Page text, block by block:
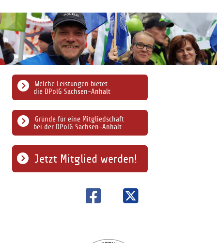
Gründe für eine Mitgliedschaft
bei der DPolG Sachsen-Anhalt
Welche Leistungen bietet
die DPolG Sachsen-Anhalt
Jetzt Mitglied werden!